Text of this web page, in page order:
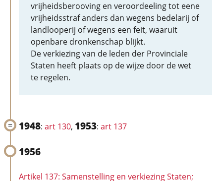
vrijheidsberooving en veroordeeling tot eene
vrijheidsstraf anders dan wegens bedelarij of
landlooperij of wegens een feit, waaruit
openbare dronkenschap blijkt.
De verkiezing van de leden der Provinciale
Staten heeft plaats op de wijze door de wet
te regelen.
1948: art 130, 1953: art 137
1956
Artikel 137: Samenstelling en verkiezing Staten;